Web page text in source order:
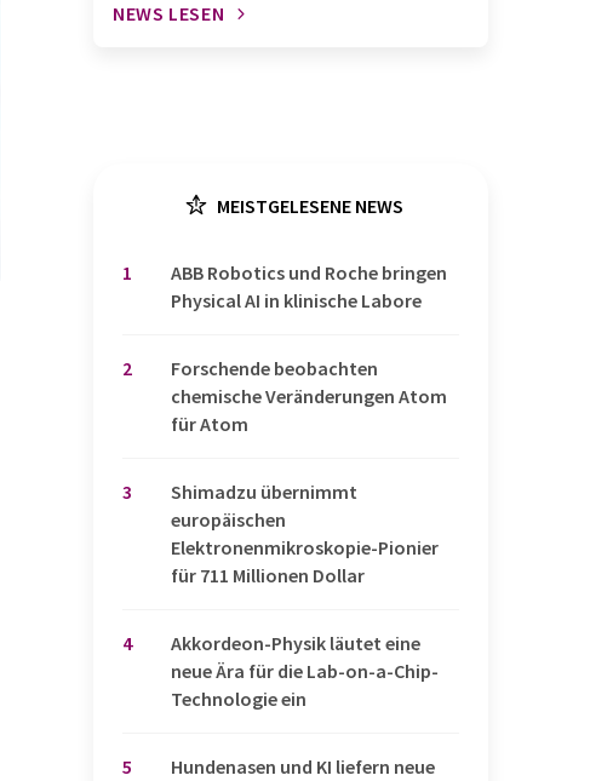
NEWS LESEN
MEISTGELESENE NEWS
1
​​​​​​​ABB Robotics und Roche bringen
Physical AI in klinische Labore
2
Forschende beobachten
chemische Veränderungen Atom
für Atom
3
Shimadzu übernimmt
europäischen
Elektronenmikroskopie-Pionier
für 711 Millionen Dollar
4
Akkordeon-Physik läutet eine
neue Ära für die Lab-on-a-Chip-
Technologie ein
5
Hundenasen und KI liefern neue